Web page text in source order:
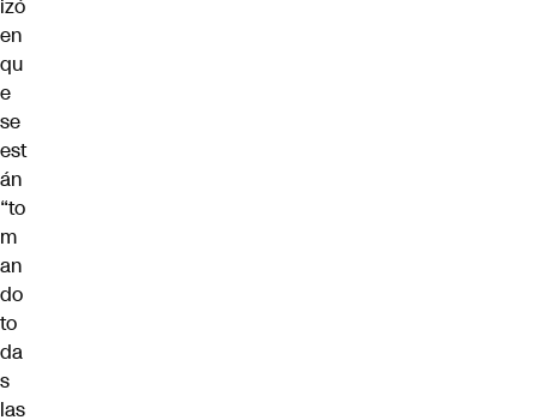
izó
en
qu
e
se
est
án
“to
m
an
do
to
da
s
las